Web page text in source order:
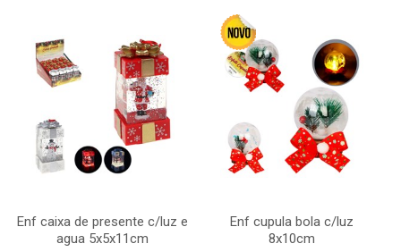
Enf caixa de presente c/luz e
agua 5x5x11cm
Enf cupula bola c/luz
8x10cm